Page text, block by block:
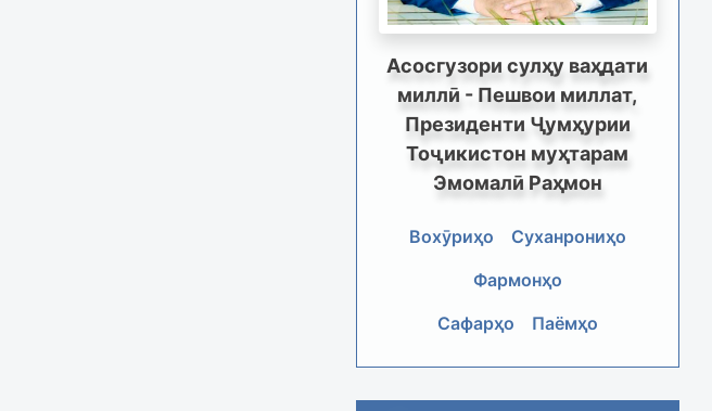
Асосгузори сулҳу ваҳдати
миллӣ - Пешвои миллат,
Президенти Ҷумҳурии
Тоҷикистон муҳтарам
Эмомалӣ Раҳмон
Вохӯриҳо
Суханрониҳо
Фармонҳо
Сафарҳо
Паёмҳо